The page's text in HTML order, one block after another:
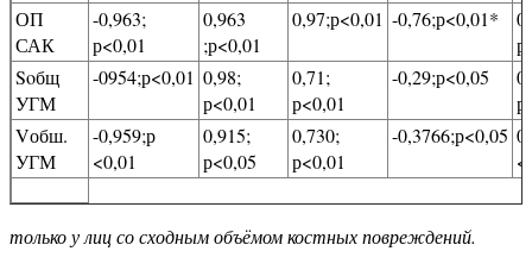
ОП
САК
-0,963;
р<0,01
0,963
;р<0,01
0,97;р<0,01 -0,76;р<0,01*
Soбщ
УГМ
-0954;р<0,01 0,98;
р<0,01
0,71;
р<0,01
-0,29;р<0,05
Vобш.
УГМ
-0,959;р
<0,01
0,915;
р<0,05
0,730;
р<0,01
-0,3766;р<0,05
только у лиц со сходным объёмом костных повреждений.